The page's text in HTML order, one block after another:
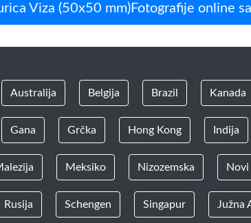
Viza (50x50 mm)Fotografije online
Australija Belgija Brazil Kanada
Gana Grčka Hong Kong Indija
Meksiko Nizozemska Novi
Rusija Schengen Singapur Južna